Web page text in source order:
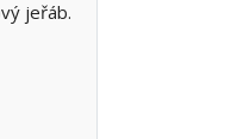
jeřáb.